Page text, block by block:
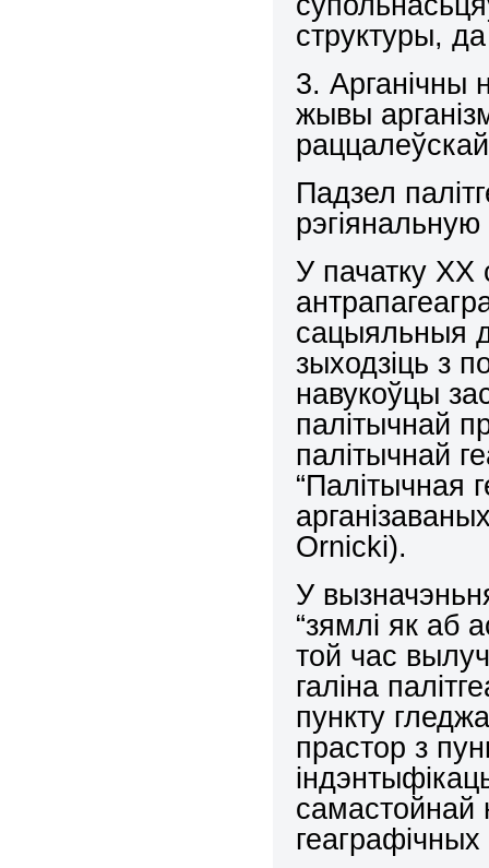
структуры,
3. Арганічны
жывы
Падзел
У пачатку ХХ
сацыяльныя
зыходзіць з
навукоўцы
палітычнай
палітычнай
“Палітычная
Ornicki).
У
“зямлі як аб
той час
галіна
пункту
прастор з
самастойнай